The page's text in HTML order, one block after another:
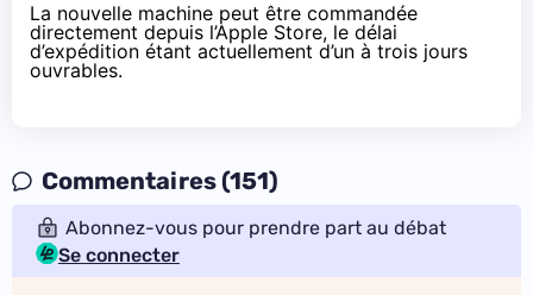
La nouvelle machine peut être commandée
directement depuis l’Apple Store, le délai
d’expédition étant actuellement d’un à trois jours
ouvrables.
Commentaires (151)
Abonnez-vous pour prendre part au débat
Se connecter